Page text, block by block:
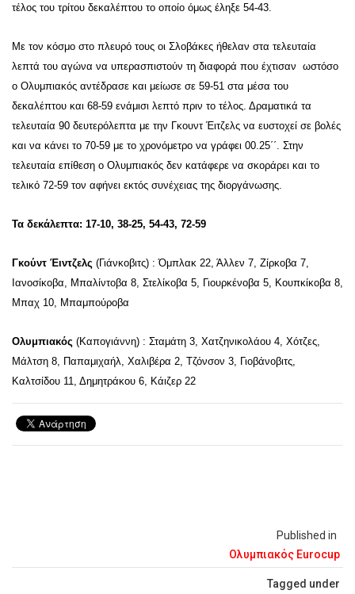
Published in
Ολυμπιακός Eurocup
Tagged under
τέλος του τρίτου δεκαλέπτου το οποίο όμως έληξε 54-43.
Με τον κόσμο στο πλευρό τους οι Σλοβάκες ήθελαν στα τελευταία
λεπτά του αγώνα να υπερασπιστούν τη διαφορά που έχτισαν ωστόσο
ο Ολυμπιακός αντέδρασε και μείωσε σε 59-51 στα μέσα του
δεκαλέπτου και 68-59 ενάμισι λεπτό πριν το τέλος. Δραματικά τα
τελευταία 90 δευτερόλεπτα με την Γκουντ Έιτζελς να ευστοχεί σε βολές
και να κάνει το 70-59 με το χρονόμετρο να γράφει 00.25΄΄. Στην
τελευταία επίθεση ο Ολυμπιακός δεν κατάφερε να σκοράρει και το
τελικό 72-59 τον αφήνει εκτός συνέχειας της διοργάνωσης.
Τα δεκάλεπτα: 17-10, 38-25, 54-43, 72-59
Γκούντ Έιντζελς (Γιάνκοβιτς) : Όμπλακ 22, Άλλεν 7, Ζίρκοβα 7,
Ιανοσίκοβα, Μπαλίντοβα 8, Στελίκοβα 5, Γιουρκένοβα 5, Κουπκίκοβα 8,
Μπαχ 10, Μπαμπούροβα
Ολυμπιακός (Καπογιάννη) : Σταμάτη 3, Χατζηνικολάου 4, Χότζες,
Μάλτση 8, Παπαμιχαήλ, Χαλιβέρα 2, Τζόνσον 3, Γιοβάνοβιτς,
Καλτσίδου 11, Δημητράκου 6, Κάιζερ 22